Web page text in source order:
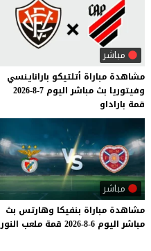
مباشر
مشاهدة مباراة أتلتيكو باراناينسي
وفيتوريا بث مباشر اليوم 7-8-2026
قمة باراداو
مباشر
مشاهدة مباراة بنفيكا وهارتس بث
مباشر اليوم 6-8-2026 قمة ملعب النور